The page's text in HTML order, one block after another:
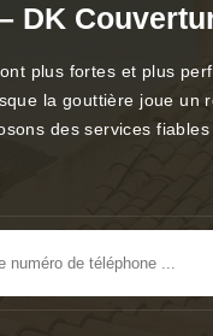
DK
plus fortes et plus
la gouttière joue
des services fiables